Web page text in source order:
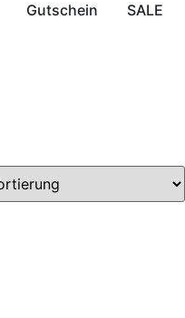
Gutschein SALE